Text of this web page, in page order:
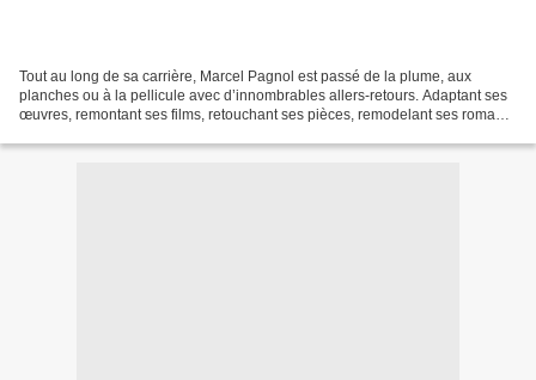
Tout au long de sa carrière, Marcel Pagnol est passé de la plume, aux
planches ou à la pellicule avec d’innombrables allers-retours. Adaptant ses
œuvres, remontant ses films, retouchant ses pièces, remodelant ses romans.